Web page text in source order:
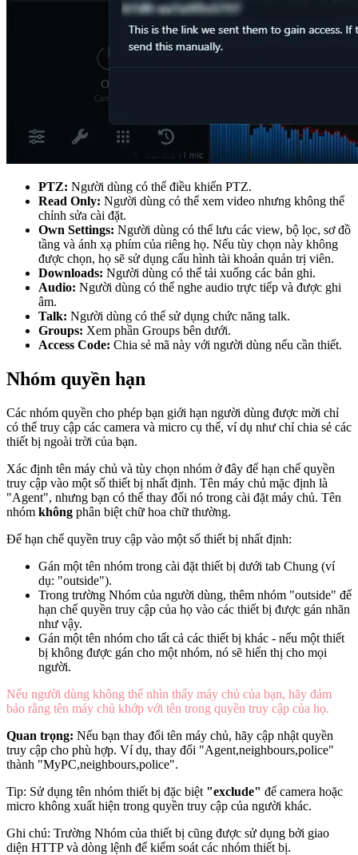
PTZ: Người dùng có thể điều khiển PTZ.
Read Only: Người dùng có thể xem video nhưng không thể
chỉnh sửa cài đặt.
Own Settings: Người dùng có thể lưu các view, bộ lọc, sơ đồ
tầng và ánh xạ phím của riêng họ. Nếu tùy chọn này không
được chọn, họ sẽ sử dụng cấu hình tài khoản quản trị viên.
Downloads: Người dùng có thể tải xuống các bản ghi.
Audio: Người dùng có thể nghe audio trực tiếp và được ghi
âm.
Talk: Người dùng có thể sử dụng chức năng talk.
Groups: Xem phần Groups bên dưới.
Access Code: Chia sẻ mã này với người dùng nếu cần thiết.
Nhóm quyền hạn
Các nhóm quyền cho phép bạn giới hạn người dùng được mời chỉ
có thể truy cập các camera và micro cụ thể, ví dụ như chỉ chia sẻ các
thiết bị ngoài trời của bạn.
Xác định tên máy chủ và tùy chọn nhóm ở đây để hạn chế quyền
truy cập vào một số thiết bị nhất định. Tên máy chủ mặc định là
"Agent", nhưng bạn có thể thay đổi nó trong cài đặt máy chủ. Tên
nhóm không phân biệt chữ hoa chữ thường.
Để hạn chế quyền truy cập vào một số thiết bị nhất định:
Gán một tên nhóm trong cài đặt thiết bị dưới tab Chung (ví
dụ: "outside").
Trong trường Nhóm của người dùng, thêm nhóm "outside" để
hạn chế quyền truy cập của họ vào các thiết bị được gán nhãn
như vậy.
Gán một tên nhóm cho tất cả các thiết bị khác - nếu một thiết
bị không được gán cho một nhóm, nó sẽ hiển thị cho mọi
người.
Nếu người dùng không thể nhìn thấy máy chủ của bạn, hãy đảm
bảo rằng tên máy chủ khớp với tên trong quyền truy cập của họ.
Quan trọng: Nếu bạn thay đổi tên máy chủ, hãy cập nhật quyền
truy cập cho phù hợp. Ví dụ, thay đổi "Agent,neighbours,police"
thành "MyPC,neighbours,police".
Tip: Sử dụng tên nhóm thiết bị đặc biệt "exclude" để camera hoặc
micro không xuất hiện trong quyền truy cập của người khác.
Ghi chú: Trường Nhóm của thiết bị cũng được sử dụng bởi giao
diện HTTP và dòng lệnh để kiểm soát các nhóm thiết bị.